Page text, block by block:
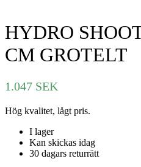
HYDRO
CM GROTELT
1.047 SEK
Hög kvalitet, lågt pris.
I lager
Kan skickas idag
30 dagars returrätt